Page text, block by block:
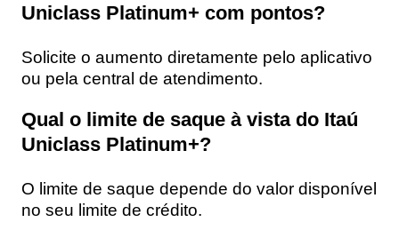
Uniclass Platinum+ com pontos?
Solicite o aumento diretamente pelo aplicativo
ou pela central de atendimento.
Qual o limite de saque à vista do Itaú
Uniclass Platinum+?
O limite de saque depende do valor disponível
no seu limite de crédito.